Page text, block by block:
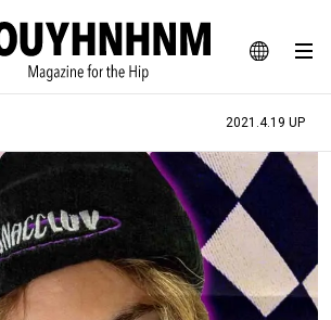
JA
EN
BLOG SNAP
ョン、カルチャー、ライフスタイルWEBマガジン
#憧れの逸品
#古着サミット
#マイナーグッド図鑑
2021.4.19 UP